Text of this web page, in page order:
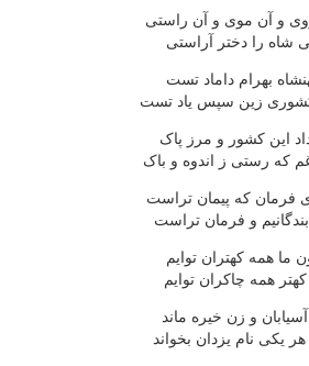
و آن موی و آن راستی
شاه را دختر آراستی
بهرام داماد تست
زین سپس یاد تست
این کشور و مرز پاک
که رستی ز اندوه و باک
فرمان که پیمان تراست
و فرمان تراست
ما همه کهتران توایم
همه چاکران توایم
و زن خیره ماند
یکی نام یزدان بخواند